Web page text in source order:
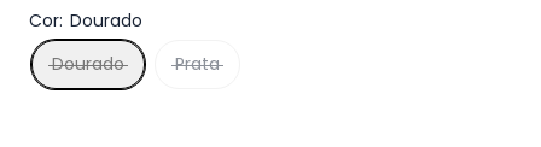
Cor: Dourado
Dourado
Prata